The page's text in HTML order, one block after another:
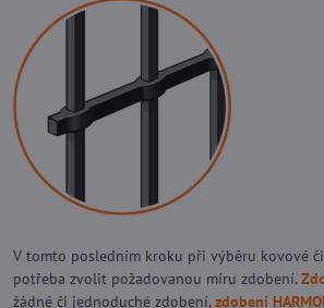
V tomto posledním kroku při výběru kovové
potřeba zvolit požadovanou míru zdobení.
žádné či jednoduché zdobení,zdobení